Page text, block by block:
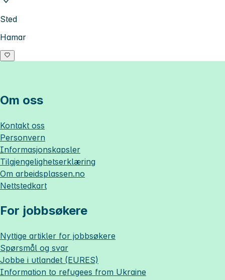
Sted
Hamar
Om oss
Kontakt oss
Personvern
Informasjonskapsler
Tilgjengelighetserklæring
Om arbeidsplassen.no
Nettstedkart
For jobbsøkere
Nyttige artikler for jobbsøkere
Spørsmål og svar
Jobbe i utlandet (EURES)
Information to refugees from Ukraine